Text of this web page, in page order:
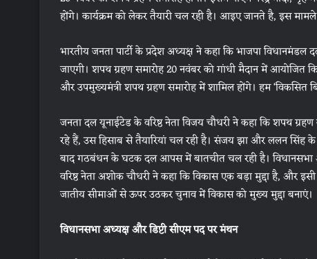
होंगे। कार्यक्रम को लेकर तैयारी चल रही है। आइए जानते है, इस
भारतीय जनता पार्टी के प्रदेश अध्यक्ष ने कहा कि भाजपा
जाएगी। शपथ ग्रहण समारोह 20 नवंबर को गांधी मैदान में आयोजित
और उपमुख्यमंत्री शपथ ग्रहण समारोह में शामिल होंगे। हम ‘विकसित
जनता दल यूनाईटेड के वरिष्ठ नेता विजय चौधरी ने कहा कि शपथ
रहे हैं, उस हिसाब से तैयारियां चल रही है। संजय झा और ललन सिंह
बाद गठबंधन के घटक दल आपस में बातचीत चल रही है। विधानसभा
वरिष्ठ नेता अशोक चौधरी ने कहा कि विकास एक बड़ा मुद्दा है, और
जातीय सीमाओं से ऊपर उठकर चुनाव में विकास को मुख्य मुद्दा बनाएं।
विधानसभा अध्यक्ष और डिप्टी सीएम पद पर मंथन